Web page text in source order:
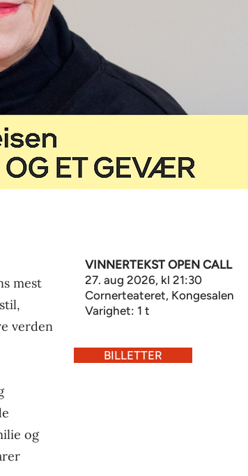
mest
verden
og
VINNERTEKST OPEN CALL
27. aug 2026, kl 21:30
Cornerteateret, Kongesalen
Varighet: 1 t
BILLETTER